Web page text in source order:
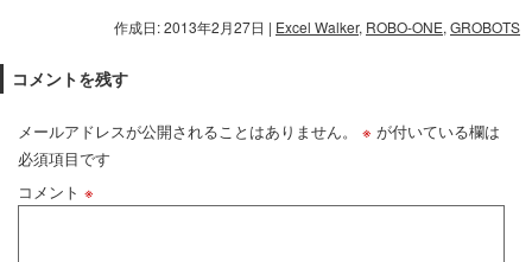
作成日: 2013年2月27日 | Excel Walker, ROBO-ONE, GROBOTS
コメントを残す
メールアドレスが公開されることはありません。 ※ が付いている欄は
必須項目です
コメント ※